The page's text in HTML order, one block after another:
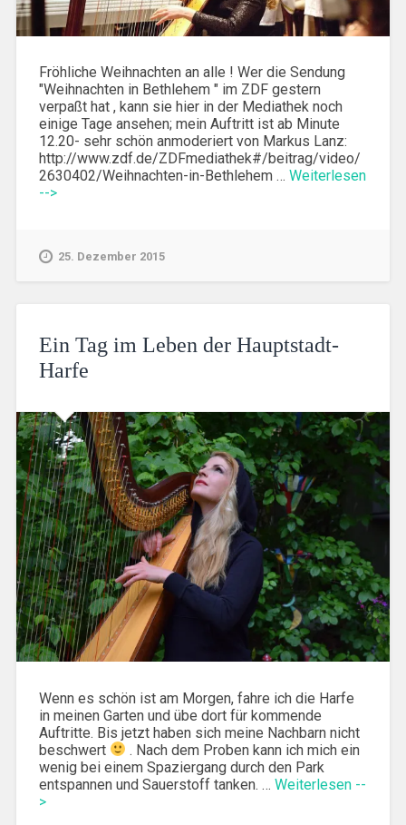
Fröhliche Weihnachten an alle ! Wer die Sendung
"Weihnachten in Bethlehem " im ZDF gestern
verpaßt hat , kann sie hier in der Mediathek noch
einige Tage ansehen; mein Auftritt ist ab Minute
12.20- sehr schön anmoderiert von Markus Lanz:
http://www.zdf.de/ZDFmediathek#/beitrag/video/
2630402/Weihnachten-in-Bethlehem … Weiterlesen
-->
25. Dezember 2015
Ein Tag im Leben der Hauptstadt-
Harfe
Wenn es schön ist am Morgen, fahre ich die Harfe
in meinen Garten und übe dort für kommende
Auftritte. Bis jetzt haben sich meine Nachbarn nicht
beschwert
. Nach dem Proben kann ich mich ein
wenig bei einem Spaziergang durch den Park
entspannen und Sauerstoff tanken. … Weiterlesen --
>